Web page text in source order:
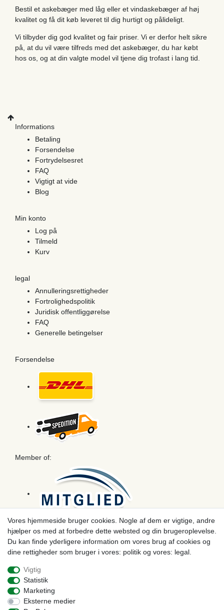
Bestil et askebæger med låg eller et vindaskebæger af høj
kvalitet og få dit køb leveret til dig hurtigt og pålideligt.
Vi tilbyder dig god kvalitet og fair priser. Vi er derfor helt sikre
på, at du vil være tilfreds med det askebæger, du har købt
hos os, og at din valgte model vil tjene dig trofast i lang tid.
Informations
Betaling
Forsendelse
Fortrydelsesret
FAQ
Vigtigt at vide
Blog
Min konto
Log på
Tilmeld
Kurv
legal
Annulleringsrettigheder
Fortrolighedspolitik
Juridisk offentliggørelse
FAQ
Generelle betingelser
Forsendelse
Member of:
Betaling
Vores hjemmeside bruger cookies. Nogle af dem er vigtige, andre
hjælper os med at forbedre dette websted og din brugeroplevelse.
Du kan finde yderligere information om vores brug af cookies og
dine rettigheder som bruger i vores: politik og vores: legal.
Vigtig
Statistik
Marketing
Eksterne medier